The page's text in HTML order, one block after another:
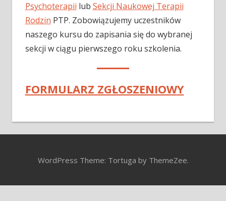
Psychoterapii lub Sekcji Naukowej Terapii
Rodzin PTP. Zobowiązujemy uczestników
naszego kursu do zapisania się do wybranej
sekcji w ciągu pierwszego roku szkolenia.
FORMULARZ ZGŁOSZENIOWY
WordPress Theme: Tortuga by ThemeZee.